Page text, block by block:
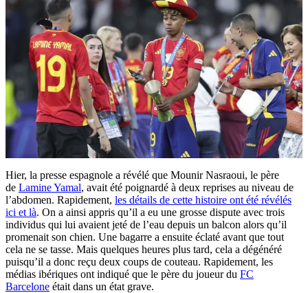
Hier, la presse espagnole a révélé que Mounir Nasraoui, le père
de Lamine Yamal, avait été poignardé à deux reprises au niveau de
l’abdomen. Rapidement, les détails de cette histoire ont été révélés
ici et là. On a ainsi appris qu’il a eu une grosse dispute avec trois
individus qui lui avaient jeté de l’eau depuis un balcon alors qu’il
promenait son chien. Une bagarre a ensuite éclaté avant que tout
cela ne se tasse. Mais quelques heures plus tard, cela a dégénéré
puisqu’il a donc reçu deux coups de couteau. Rapidement, les
médias ibériques ont indiqué que le père du joueur du FC
Barcelone était dans un état grave.